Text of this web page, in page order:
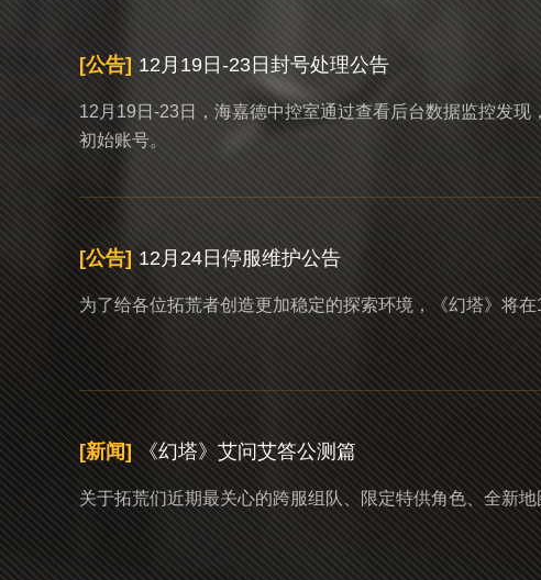
[公告] 12月19日-23日封号处理公告
12月19日-23日，海嘉德中控室通过查看后台数据监控发
初始账号。
[公告] 12月24日停服维护公告
为了给各位拓荒者创造更加稳定的探索环境，《幻塔》将
[新闻] 《幻塔》艾问艾答公测篇
关于拓荒们近期最关心的跨服组队、限定特供角色、全新